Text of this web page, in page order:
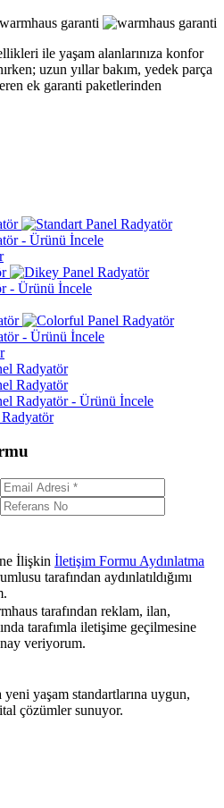
ile yaşam alanlarınıza konfor
uzun yıllar bakım, yedek parça
ek garanti paketlerinden
İlişkin İletişim Formu Aydınlatma
tarafından aydınlatıldığımı
tarafından reklam, ilan,
tarafımla iletişime geçilmesine
veriyorum.
yaşam standartlarına uygun,
çözümler sunuyor.